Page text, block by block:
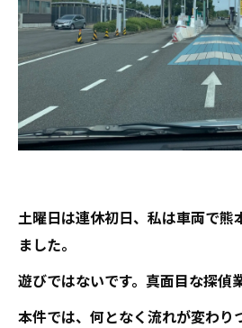
土曜日は連休初日、私は車両で熊
ました。
遊びではないです。真面目な探偵
本件では、何となく流れが変わり